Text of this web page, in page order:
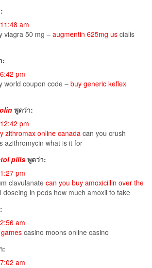
am
viagra 50 mg – augmentin 625mg us cialis
:
pm
world coupon code – buy generic keflex
พูดว่า:
pm
zithromax online canada can you crush
azithromycin what is it for
pills พูดว่า:
pm
clavulanate can you buy amoxicillin over the
doseing in peds how much amoxil to take
am
casino moons online casino
:
am